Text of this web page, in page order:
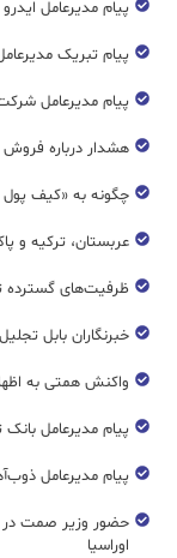
پیام مدیرعامل
پیام تبریک
پیام مدیرعامل
هشدار درباره فروش
چگونه به «کیف
عربستان، ترکیه و
ظرفیت‌های گسترده‌
خبرنگاران بابل
واکنش همتی به
پیام مدیرعامل
پیام مدیرعامل
حضور وزیر صمت در
اوراسیا